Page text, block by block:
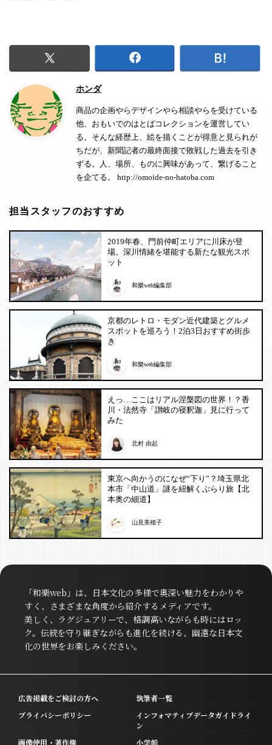
ホンダ
商品の企画やらデザインやら相談やらを受けている
他、おもいでのはとばコレクションを運営してい
る。そんな経歴上、絵を描くことが得意と見られが
ちだが、新聞記者の最終面接で敗戦した過去を引き
ずる。人、場所、ものに興味があって、繋げること
を企てる。 http://omoide-no-hatoba.com
担当スタッフのおすすめ
2019年春、門前仲町エリアに川床が登
場。深川情緒を堪能する新たな観光スポ
ット
和樂web編集部
京都のレトロ・モダン近代建築とグルメ
スポットを巡ろう！2泊3日おすすめ街歩
き
和樂web編集部
えっ…ここはリアル涅槃図の世界！？香
川・法然寺「讃岐の寝釈迦」見に行って
みた
北村 由起
東京へ向かうのになぜ“下り”？埼玉県北
本市「中山道」謎を紐解くぶらり旅【北
本奥の細道】
山見美穂子
「和樂web」は、日本文化の多様で奥深い魅力をわかりや
すく、さまざまな角度から紹介するメディアです。
美しく、ラグジュアリーで、格調高いながらも時にはロッ
ク。伝統を守り継ぎながらも進化を続ける、幽遠な日本文
化の世界をお楽しみください。
広告掲載をご検討の方へ
執筆者一覧
プライバシーポリシー
インフォマティブデータガイドライ
ン
画像使用・著作権
小学館